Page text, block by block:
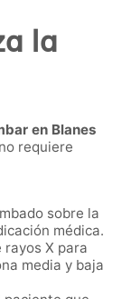
la
en Blanes
requiere
sobre la
médica.
rayos X para
media y baja